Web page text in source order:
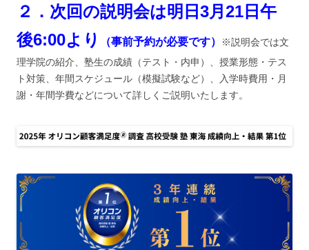
２．次回の説明会は明日3月21日午
後6:00より
（事前予約が必要です）
※説明会では文
理学院の紹介、塾生の成績（テスト・内申）、授業形態・テス
ト対策、年間スケジュール（模擬試験など）、入学時費用・月
謝・年間学費などについて詳しくご説明いたします。